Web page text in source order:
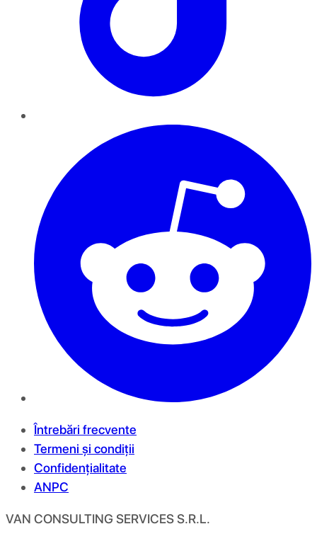
Întrebări frecvente
Termeni și condiții
Confidențialitate
ANPC
VAN CONSULTING SERVICES S.R.L.